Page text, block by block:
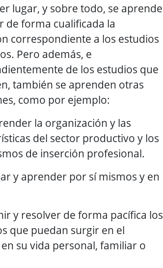
lugar, y sobre todo, se aprende
de forma cualificada la
correspondiente a los estudios
Pero además, e
de los estudios que
también se aprenden otras
como por ejemplo:
la organización y las
del sector productivo y los
de inserción profesional.
y aprender por sí mismos y en
y resolver de forma pacífica los
que puedan surgir en el
su vida personal, familiar o